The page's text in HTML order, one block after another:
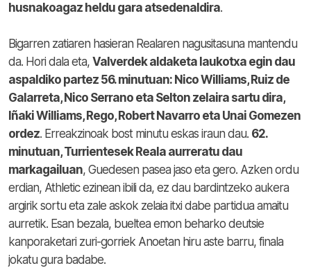
husnakoagaz heldu gara atsedenaldira.
Bigarren zatiaren hasieran Realaren nagusitasuna mantendu
da. Hori dala eta, Valverdek aldaketa laukotxa egin dau
aspaldiko partez 56. minutuan: Nico Williams, Ruiz de
Galarreta, Nico Serrano eta Selton zelaira sartu dira,
Iñaki Williams, Rego, Robert Navarro eta Unai Gomezen
ordez. Erreakzinoak bost minutu eskas iraun dau. 62.
minutuan, Turrientesek Reala aurreratu dau
markagailuan, Guedesen pasea jaso eta gero. Azken ordu
erdian, Athletic ezinean ibili da, ez dau bardintzeko aukera
argirik sortu eta zale askok zelaia itxi dabe partidua amaitu
aurretik. Esan bezala, bueltea emon beharko deutsie
kanporaketari zuri-gorriek Anoetan hiru aste barru, finala
jokatu gura badabe.